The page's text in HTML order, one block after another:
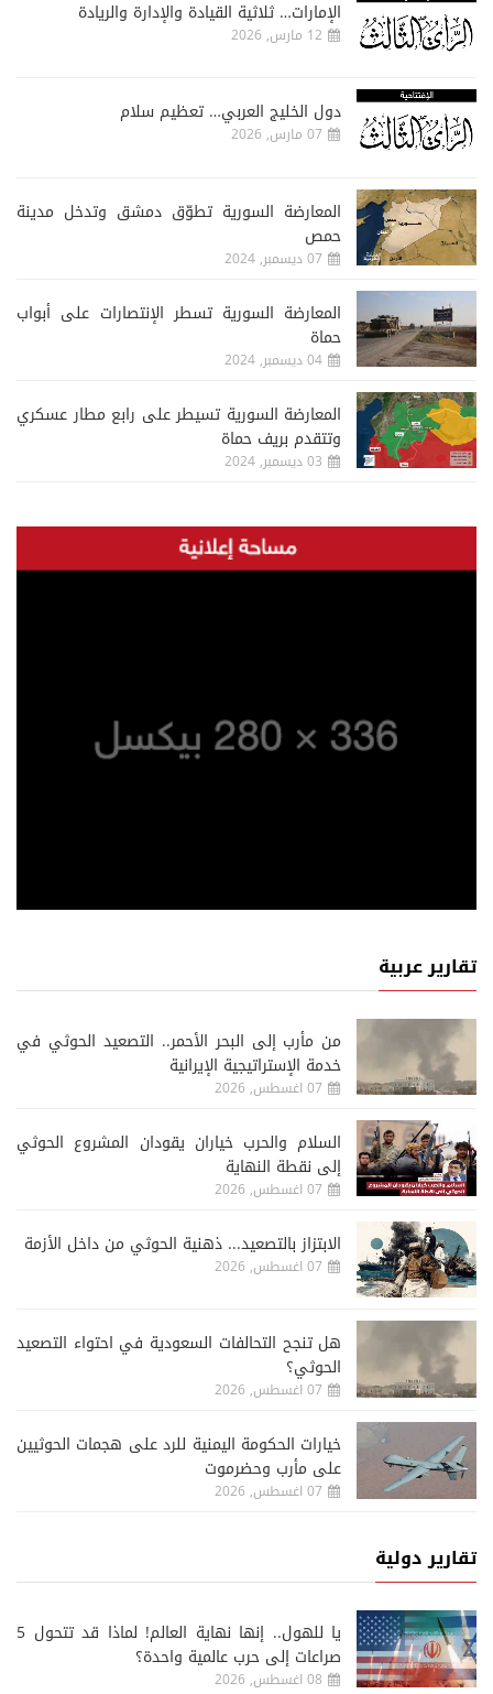
الإمارات… ثلاثية القيادة والإدارة والريادة
12 مارس, 2026
دول الخليج العربي… تعظيم سلام
07 مارس, 2026
المعارضة السورية تطوّق دمشق وتدخل مدينة
حمص
07 ديسمبر, 2024
المعارضة السورية تسطر الإنتصارات على أبواب
حماة
04 ديسمبر, 2024
المعارضة السورية تسيطر على رابع مطار عسكري
وتتقدم بريف حماة
03 ديسمبر, 2024
تقارير عربية
من مأرب إلى البحر الأحمر.. التصعيد الحوثي في
خدمة الإستراتيجية الإيرانية
07 اغسطس, 2026
السلام والحرب خياران يقودان المشروع الحوثي
إلى نقطة النهاية
07 اغسطس, 2026
الابتزاز بالتصعيد... ذهنية الحوثي من داخل الأزمة
07 اغسطس, 2026
هل تنجح التحالفات السعودية في احتواء التصعيد
الحوثي؟
07 اغسطس, 2026
خيارات الحكومة اليمنية للرد على هجمات الحوثيين
على مأرب وحضرموت
07 اغسطس, 2026
تقارير دولية
يا للهول.. إنها نهاية العالم! لماذا قد تتحول 5
صراعات إلى حرب عالمية واحدة؟
08 اغسطس, 2026